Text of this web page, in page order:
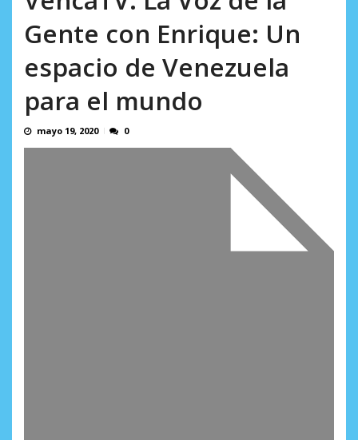
Gente con Enrique: Un
espacio de Venezuela
para el mundo
mayo 19, 2020 0